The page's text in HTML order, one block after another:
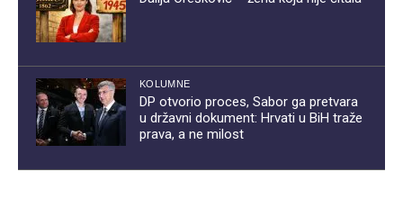
KOLUMNE
DP otvorio proces, Sabor ga pretvara
u državni dokument: Hrvati u BiH traže
prava, a ne milost